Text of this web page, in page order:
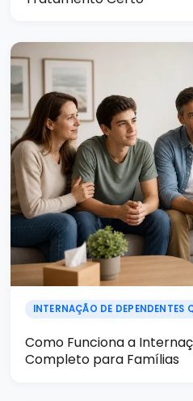
INTERNAÇÃO DE DEPENDENTES
Como Funciona a
Completo para Famílias